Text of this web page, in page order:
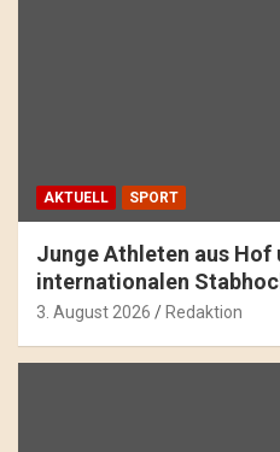
AKTUELL SPORT
Junge Athleten aus Hof
internationalen
3. August 2026 Redaktion